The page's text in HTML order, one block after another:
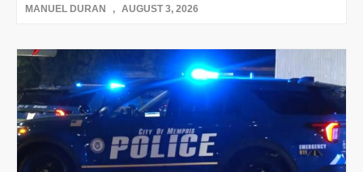
MANUEL DURAN AUGUST 3, 2026